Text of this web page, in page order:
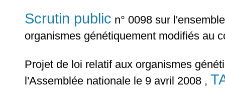
Scrutin public n° 0098 sur
organismes génétiquement modifiés au
Projet de loi relatif aux organismes
l'Assemblée nationale le 9 avril 2008 ,